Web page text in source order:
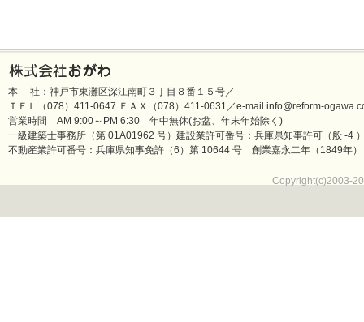
本 社：神戸市東灘区深江南町３丁目８番１５号／
ＴＥＬ（078）411-0647 ＦＡＸ（078）411-0631／e-mail info@reform-
営業時間 AM 9:00～PM 6:30 年中無休(お盆、年末年始除く)
一級建築士事務所（第 01A01962 号）建設業許可番号：兵庫県知事許可（般 -4
不動産業許可番号：兵庫県知事免許（6）第 10644 号 創業嘉永二年（1849年）
Copyright(c)2003-